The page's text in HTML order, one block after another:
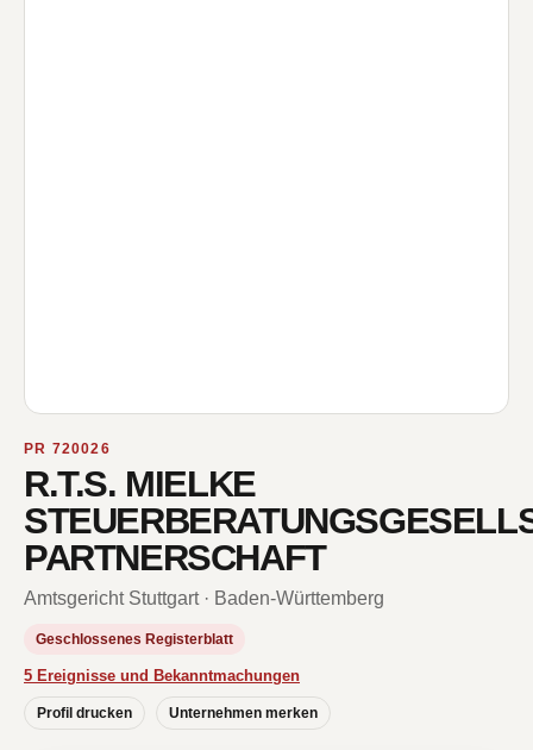
PR 720026
R.T.S. MIELKE
PARTNERSCHAFT
Amtsgericht Stuttgart · Baden-Württemberg
Geschlossenes Registerblatt
5 Ereignisse und Bekanntmachungen
Profil drucken Unternehmen merken